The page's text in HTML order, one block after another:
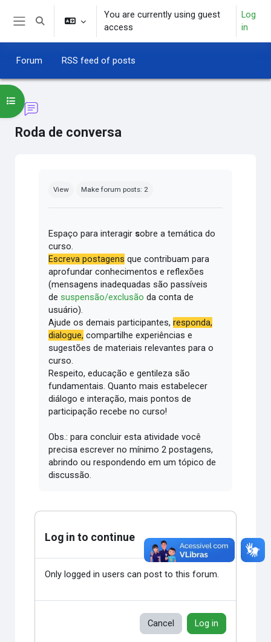
Skip to main content
Toggle search input
You are currently using guest
access
Log
in
Forum RSS feed of posts
Roda de conversa
Open course index
View Make forum posts: 2
Espaço para interagir sobre a temática do
curso.
Escreva postagens que contribuam para
aprofundar conhecimentos e reflexões
(mensagens inadequadas são passíveis
desuspensão/exclusão da conta de
usuário).
Ajude os demais participantes,responda,
dialogue, compartilhe experiências e
sugestões de materiais relevantes para o
curso.
Respeito, educação e gentileza são
fundamentais.Quanto mais estabelecer
diálogo e interação, mais pontos de
participação recebe no curso!
Obs.: para concluir esta atividade você
precisa escrever no mínimo 2 postagens,
abrindo ou respondendo em um tópico de
discussão.
Log in to continue
Only logged in users can post to this forum.
Cancel Log in